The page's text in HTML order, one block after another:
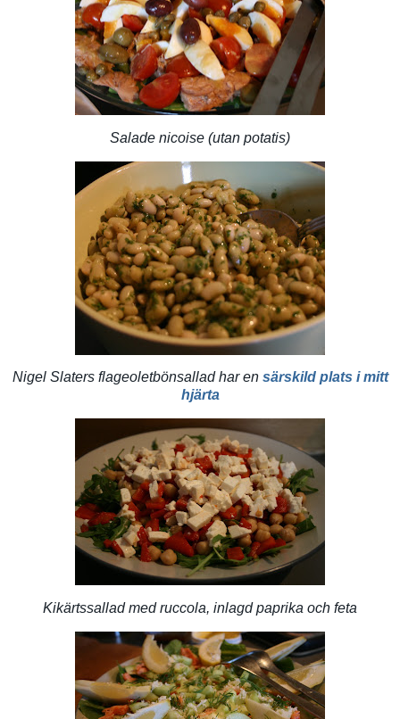
Salade nicoise (utan potatis)
Nigel Slaters flageoletbönsallad har en särskild plats i mitt
hjärta
Kikärtssallad med ruccola, inlagd paprika och feta